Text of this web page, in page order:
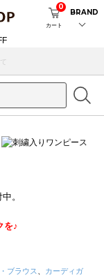
カート
0
BRAND
。
を♪
ブラウス
カーディガ